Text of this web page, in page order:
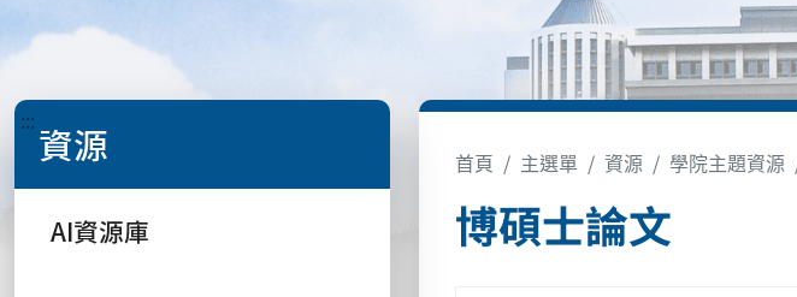
::: 資源
AI資源庫
首頁 主選單 資源 學院主題資源
博碩士論文